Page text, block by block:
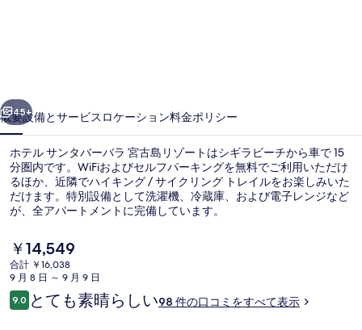
ー
バ
ラ
宮
古
島
リ
ゾ
ー
次へ
45+
概要設備とサービス ロケーション料金ポリシー
ホテル サンタバーバラ 宮古島リゾートはシギラビーチから車で 15
分圏内です。WiFiおよびセルフパーキングを無料でご利用いただけ
るほか、近隣でハイキング / サイクリング トレイルをお楽しみいた
だけます。特別設備として洗濯機、冷蔵庫、および電子レンジなど
が、全アパートメントに完備しています。
現
在
の
料
金
￥14,549
合計 ￥16,038
9 月 8 日 ～ 9 月 9 日
口
コ
9.010段階中9.0
とても素晴らしい98 件の口コミをすべて表示